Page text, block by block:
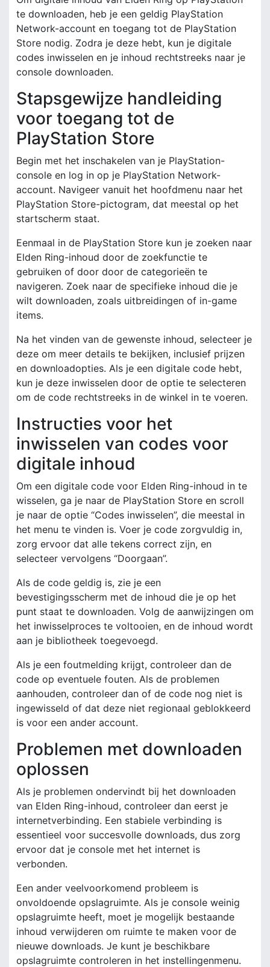
te downloaden, heb je een geldig PlayStation
Network-account en toegang tot de PlayStation
Store nodig. Zodra je deze hebt, kun je digitale
codes inwisselen en je inhoud rechtstreeks naar je
console downloaden.
Stapsgewijze handleiding
voor toegang tot de
PlayStation Store
Begin met het inschakelen van je PlayStation-
console en log in op je PlayStation Network-
account. Navigeer vanuit het hoofdmenu naar het
PlayStation Store-pictogram, dat meestal op het
startscherm staat.
Eenmaal in de PlayStation Store kun je zoeken naar
Elden Ring-inhoud door de zoekfunctie te
gebruiken of door door de categorieën te
navigeren. Zoek naar de specifieke inhoud die je
wilt downloaden, zoals uitbreidingen of in-game
items.
Na het vinden van de gewenste inhoud, selecteer je
deze om meer details te bekijken, inclusief prijzen
en downloadopties. Als je een digitale code hebt,
kun je deze inwisselen door de optie te selecteren
om de code rechtstreeks in de winkel in te voeren.
Instructies voor het
inwisselen van codes voor
digitale inhoud
Om een digitale code voor Elden Ring-inhoud in te
wisselen, ga je naar de PlayStation Store en scroll
je naar de optie “Codes inwisselen”, die meestal in
het menu te vinden is. Voer je code zorgvuldig in,
zorg ervoor dat alle tekens correct zijn, en
selecteer vervolgens “Doorgaan”.
Als de code geldig is, zie je een
bevestigingsscherm met de inhoud die je op het
punt staat te downloaden. Volg de aanwijzingen om
het inwisselproces te voltooien, en de inhoud wordt
aan je bibliotheek toegevoegd.
Als je een foutmelding krijgt, controleer dan de
code op eventuele fouten. Als de problemen
aanhouden, controleer dan of de code nog niet is
ingewisseld of dat deze niet regionaal geblokkeerd
is voor een ander account.
Problemen met downloaden
oplossen
Als je problemen ondervindt bij het downloaden
van Elden Ring-inhoud, controleer dan eerst je
internetverbinding. Een stabiele verbinding is
essentieel voor succesvolle downloads, dus zorg
ervoor dat je console met het internet is
verbonden.
Een ander veelvoorkomend probleem is
onvoldoende opslagruimte. Als je console weinig
opslagruimte heeft, moet je mogelijk bestaande
inhoud verwijderen om ruimte te maken voor de
nieuwe downloads. Je kunt je beschikbare
opslagruimte controleren in het instellingenmenu.